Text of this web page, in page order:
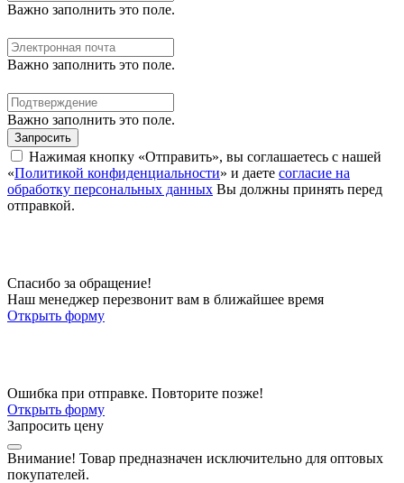
Важно заполнить это поле.
Важно заполнить это поле.
Важно заполнить это поле.
Запросить
Нажимая кнопку «Отправить», вы соглашаетесь с нашей
«Политикой конфиденциальности» и даете согласие на
обработку персональных данных Вы должны принять перед
отправкой.
Спасибо за обращение!
Наш менеджер перезвонит вам в ближайшее время
Открыть форму
Ошибка при отправке. Повторите позже!
Открыть форму
Запросить цену
Внимание! Товар предназначен исключительно для оптовых
покупателей.